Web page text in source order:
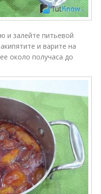
и залейте питьевой
и варите на
около получаса до